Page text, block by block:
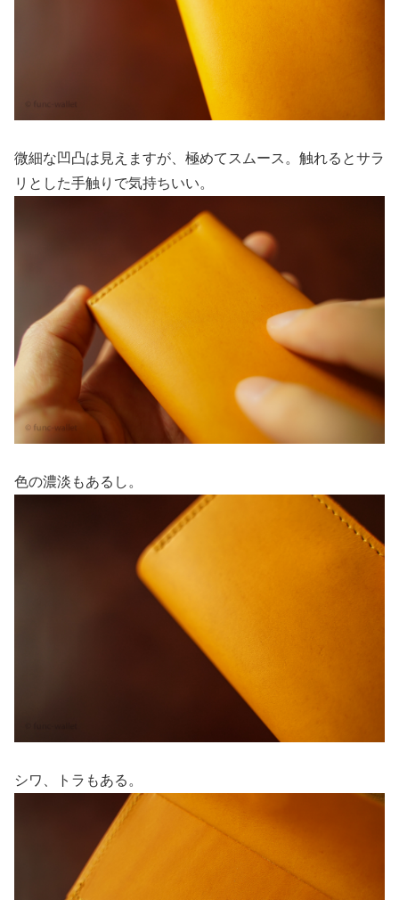
微細な凹凸は見えますが、極めてスムース。触れるとサラ
リとした手触りで気持ちいい。
色の濃淡もあるし。
シワ、トラもある。